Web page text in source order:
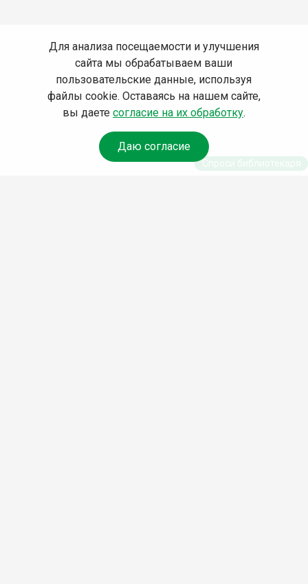
Для анализа посещаемости и улучшения
сайта мы обрабатываем ваши
пользовательские данные, используя
файлы cookie. Оставаясь на нашем сайте,
вы даете согласие на их обработку.
Даю согласие
Спроси библиотекаря